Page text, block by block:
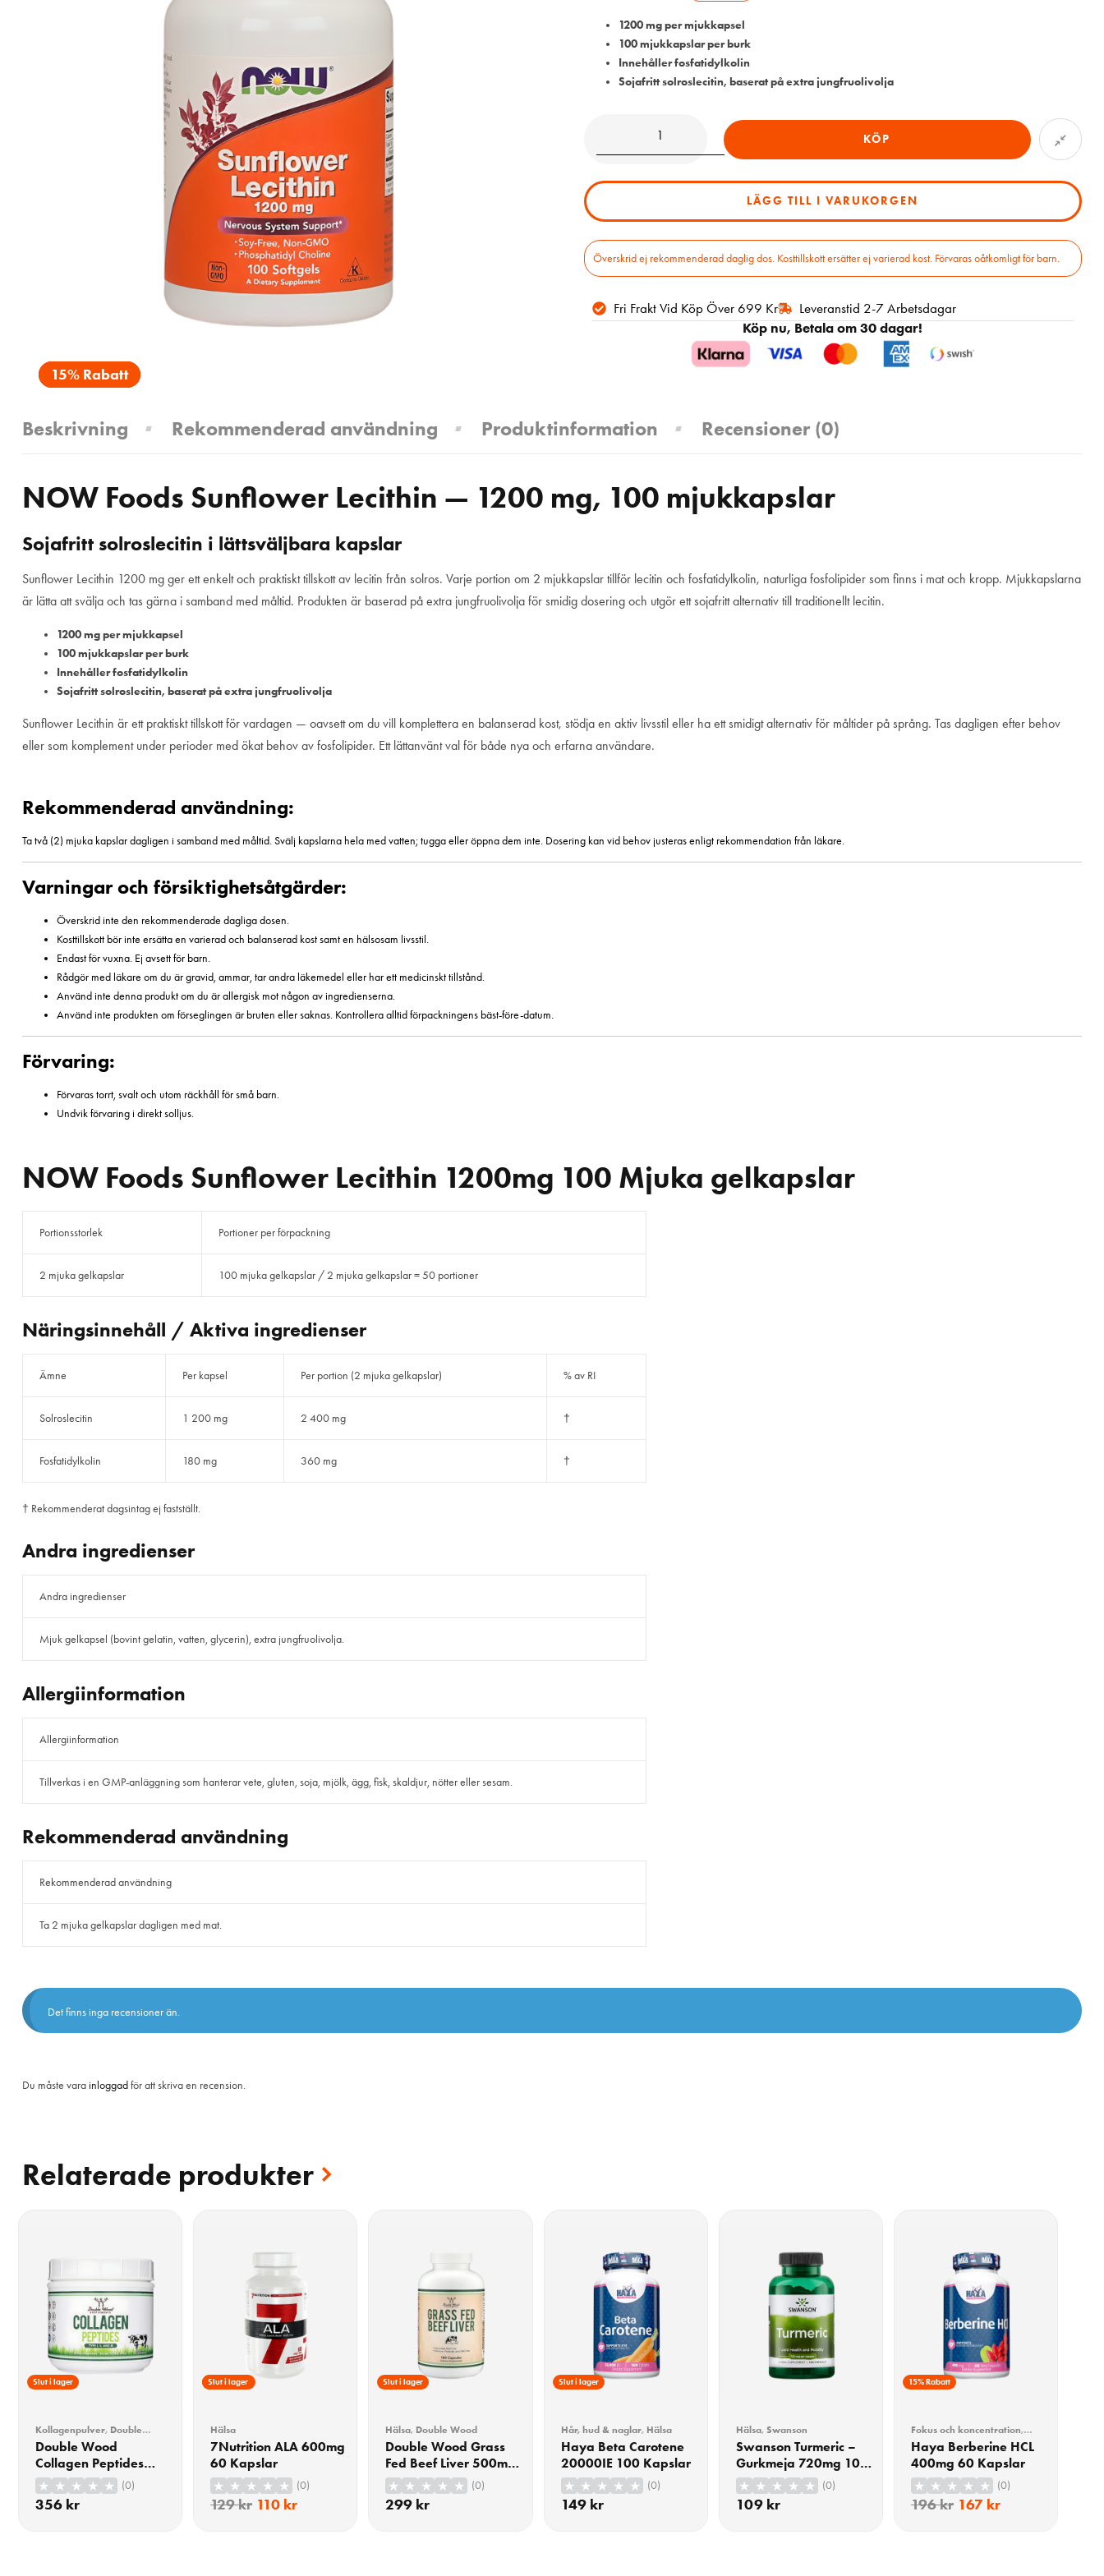
15% Rabatt
1200 mg per mjukkapsel
100 mjukkapslar per burk
Innehåller fosfatidylkolin
Sojafritt solroslecitin, baserat på extra jungfruolivolja
KÖP
LÄGG TILL I VARUKORGEN
Överskrid ej rekommenderad daglig dos. Kosttillskott ersätter ej varierad kost. Förvaras oåtkomligt för barn.
Fri Frakt Vid Köp Över 699 Kr
Leveranstid 2-7 Arbetsdagar
Köp nu, Betala om 30 dagar!
Beskrivning Rekommenderad användning Produktinformation Recensioner (0)
NOW Foods Sunflower Lecithin — 1200 mg, 100 mjukkapslar
Sojafritt solroslecitin i lättsväljbara kapslar
Sunflower Lecithin 1200 mg ger ett enkelt och praktiskt tillskott av lecitin från solros. Varje portion om 2 mjukkapslar tillför lecitin och fosfatidylkolin, naturliga fosfolipider som finns i mat och kropp. Mjukkapslarna
är lätta att svälja och tas gärna i samband med måltid. Produkten är baserad på extra jungfruolivolja för smidig dosering och utgör ett sojafritt alternativ till traditionellt lecitin.
1200 mg per mjukkapsel
100 mjukkapslar per burk
Innehåller fosfatidylkolin
Sojafritt solroslecitin, baserat på extra jungfruolivolja
Sunflower Lecithin är ett praktiskt tillskott för vardagen — oavsett om du vill komplettera en balanserad kost, stödja en aktiv livsstil eller ha ett smidigt alternativ för måltider på språng. Tas dagligen efter behov
eller som komplement under perioder med ökat behov av fosfolipider. Ett lättanvänt val för både nya och erfarna användare.
Rekommenderad användning:
Ta två (2) mjuka kapslar dagligen i samband med måltid. Svälj kapslarna hela med vatten; tugga eller öppna dem inte. Dosering kan vid behov justeras enligt rekommendation från läkare.
Varningar och försiktighetsåtgärder:
Överskrid inte den rekommenderade dagliga dosen.
Kosttillskott bör inte ersätta en varierad och balanserad kost samt en hälsosam livsstil.
Endast för vuxna. Ej avsett för barn.
Rådgör med läkare om du är gravid, ammar, tar andra läkemedel eller har ett medicinskt tillstånd.
Använd inte denna produkt om du är allergisk mot någon av ingredienserna.
Använd inte produkten om förseglingen är bruten eller saknas. Kontrollera alltid förpackningens bäst-före-datum.
Förvaring:
Förvaras torrt, svalt och utom räckhåll för små barn.
Undvik förvaring i direkt solljus.
NOW Foods Sunflower Lecithin 1200mg 100 Mjuka gelkapslar
Portionsstorlek Portioner per förpackning
2 mjuka gelkapslar 100 mjuka gelkapslar / 2 mjuka gelkapslar = 50 portioner
Näringsinnehåll / Aktiva ingredienser
Ämne Per kapsel Per portion (2 mjuka gelkapslar) % av RI
Solroslecitin 1 200 mg 2 400 mg †
Fosfatidylkolin 180 mg 360 mg †
† Rekommenderat dagsintag ej fastställt.
Andra ingredienser
Andra ingredienser
Mjuk gelkapsel (bovint gelatin, vatten, glycerin), extra jungfruolivolja.
Allergiinformation
Allergiinformation
Tillverkas i en GMP-anläggning som hanterar vete, gluten, soja, mjölk, ägg, fisk, skaldjur, nötter eller sesam.
Rekommenderad användning
Rekommenderad användning
Ta 2 mjuka gelkapslar dagligen med mat.
Det finns inga recensioner än.
Du måste varainloggadför att skriva en recension.
Relaterade produkter
Slut i lager
Kollagenpulver, Double
Wood Hälsa,
Hår, hud &
naglar,Kollagentillskott
Double Wood
Collagen Peptides
456g
(0)
356 kr
15% Rabatt
Slut i lager
Hälsa
7Nutrition ALA 600mg
60 Kapslar
(0)
129kr 110 kr
Slut i lager
Hälsa, Double Wood
Double Wood Grass
Fed Beef Liver 500mg
180 Kapslar
(0)
299 kr
Slut i lager
Hår, hud & naglar, Hälsa
Haya Beta Carotene
20000IE 100 Kapslar
(0)
149 kr
Hälsa, Swanson
Swanson Turmeric –
Gurkmeja 720mg 100
Kapslar
(0)
109 kr
15% Rabatt
Fokus och koncentration,
Hälsa
Haya Berberine HCL
400mg 60 Kapslar
(0)
196kr 167 kr